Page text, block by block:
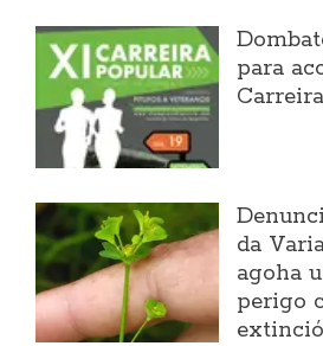
para
da
agoha
perigo